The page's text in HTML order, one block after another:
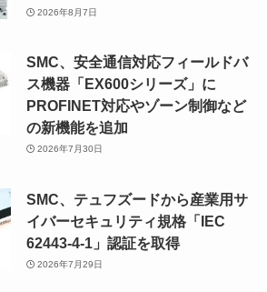
2026年8月7日
SMC、安全通信対応フィールドバ
ス機器「EX600シリーズ」に
PROFINET対応やゾーン制御など
の新機能を追加
2026年7月30日
SMC、テュフズードから産業用サ
イバーセキュリティ規格「IEC
62443-4-1」認証を取得
2026年7月29日